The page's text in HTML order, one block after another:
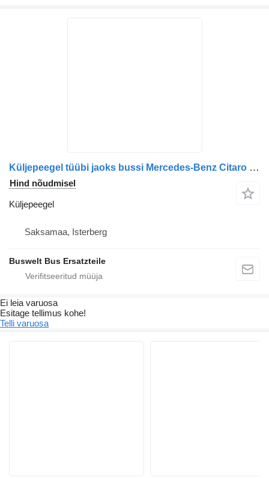
Küljepeegel tüübi jaoks bussi Mercedes-Benz Citaro 1, Citaro 2
Hind nõudmisel
Küljepeegel
Saksamaa, Isterberg
Buswelt Bus Ersatzteile
Ei leia varuosa
Esitage tellimus kohe!
Telli varuosa